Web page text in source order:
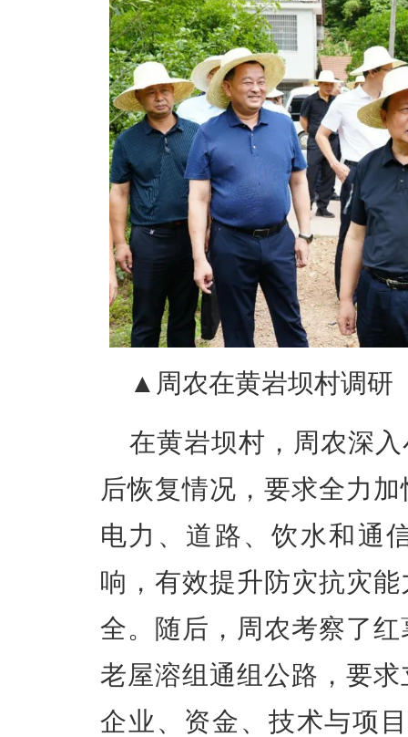
▲周农在黄岩坝村调研
在黄岩坝村，周农深
后恢复情况，要求全力
电力、道路、饮水和通
响，有效提升防灾抗灾
全。随后，周农考察了
老屋溶组通组公路，要
企业、资金、技术与项